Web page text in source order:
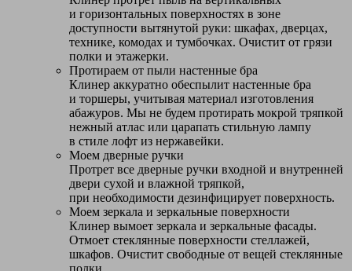
и горизонтальных поверхностях в зоне
доступности вытянутой руки: шкафах, дверцах,
технике, комодах и тумбочках. Очистит от грязи
полки и этажерки.
Протираем от пыли настенные бра
Клинер аккуратно обеспылит настенные бра
и торшеры, учитывая материал изготовления
абажуров. Мы не будем протирать мокрой тряпкой
нежный атлас или царапать стильную лампу
в стиле лофт из нержавейки.
Моем дверные ручки
Протрет все дверные ручки входной и внутренней
двери сухой и влажной тряпкой,
при необходимости дезинфицирует поверхность.
Моем зеркала и зеркальные поверхности
Клинер вымоет зеркала и зеркальные фасады.
Отмоет стеклянные поверхности стеллажей,
шкафов. Очистит свободные от вещей стеклянные
полки.